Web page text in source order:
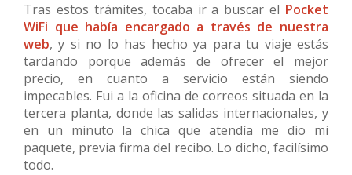
Tras estos trámites, tocaba ir a buscar el Pocket
WiFi que había encargado a través de nuestra
web, y si no lo has hecho ya para tu viaje estás
tardando porque además de ofrecer el mejor
precio, en cuanto a servicio están siendo
impecables. Fui a la oficina de correos situada en la
tercera planta, donde las salidas internacionales, y
en un minuto la chica que atendía me dio mi
paquete, previa firma del recibo. Lo dicho, facilísimo
todo.